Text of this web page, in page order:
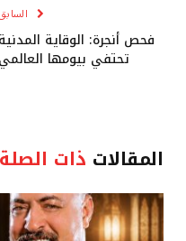
فحص أنجرة: الوقاية المدنية
تحتفي بيومها العالمي
المقالات ذات الصلة